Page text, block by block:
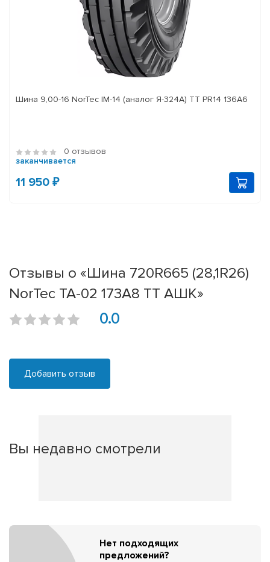
Шина 9,00-16 NorTec IM-14 (аналог Я-324А) ТТ PR14 136А6
0 отзывов
заканчивается
11 950 ₽
Отзывы о «Шина 720R665 (28,1R26)
NorTec TA-02 173А8 ТТ АШК»
0.0
Добавить отзыв
Вы недавно смотрели
Нет подходящих
предложений?